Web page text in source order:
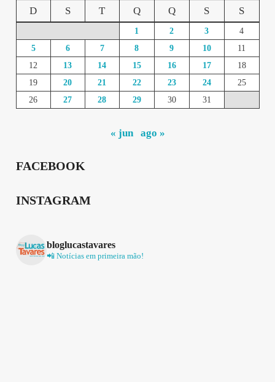
D S T Q Q S S
1 2 3
4
5
6 7 8 9 10
11
12
13 14 15 16 17
18
19
20 21 22 23 24
25
26
27 28 29 30 31
« jun ago »
FACEBOOK
INSTAGRAM
bloglucastavares
📲 Notícias em primeira mão!